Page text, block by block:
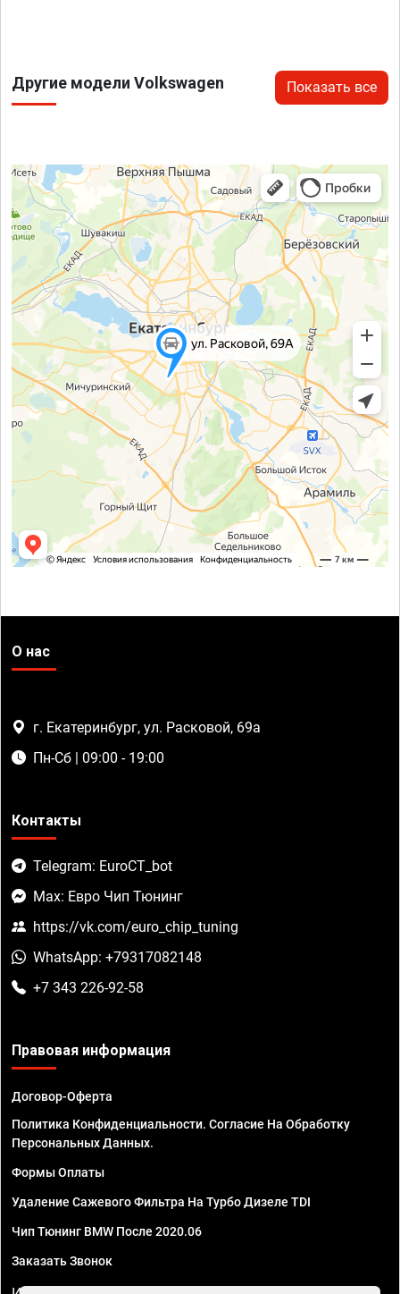
Другие модели Volkswagen Показать все
О нас
г. Екатеринбург, ул. Расковой, 69а
Пн-Сб | 09:00 - 19:00
Контакты
Telegram: EuroCT_bot
Max: Евро Чип Тюнинг
https://vk.com/euro_chip_tuning
WhatsApp: +79317082148
+7 343 226-92-58
Правовая информация
Договор-Оферта
Политика Конфиденциальности. Согласие На Обработку
Персональных Данных.
Формы Оплаты
Удаление Сажевого Фильтра На Турбо Дизеле TDI
Чип Тюнинг BMW После 2020.06
Заказать Звонок